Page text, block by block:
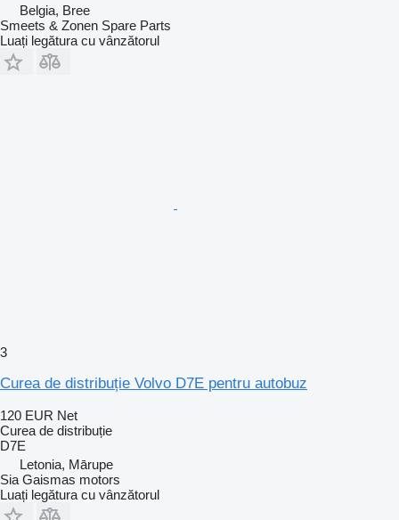
Belgia, Bree
Smeets & Zonen Spare Parts
Luați legătura cu vânzătorul
3
Curea de distribuție Volvo D7E pentru autobuz
120 EUR Net
Curea de distribuție
D7E
Letonia, Mārupe
Sia Gaismas motors
Luați legătura cu vânzătorul